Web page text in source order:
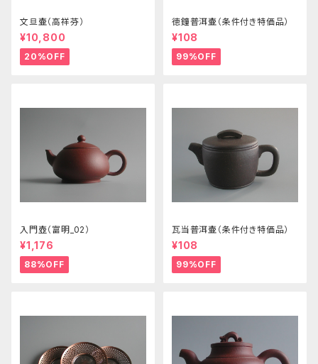
文旦壷（高祥芬）
¥10,800
20%OFF
徳鐘普洱壷（条件付き特価品）
¥108
99%OFF
入門壺（富明_02）
¥1,176
88%OFF
瓦当普洱壷（条件付き特価品）
¥108
99%OFF